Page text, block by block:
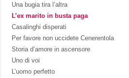
Una bugia tira l’altra
L’ex marito in busta paga
Casalinghi disperati
Per favore non uccidete Cenerentola
Storia d’amore in ascensore
Uno di voi
L’uomo perfetto